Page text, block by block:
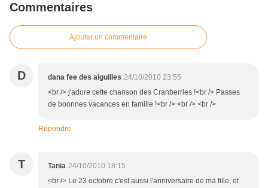
Commentaires
Ajouter un commentaire
D dana fee des aiguilles 24/10/2010 23:55
<br /> j'adore cette chanson des Cranberries !<br /> Passes
de bonnnes vacances en famille !<br /> <br /> <br />
Répondre
T Tania 24/10/2010 18:15
<br /> Le 23 octobre c'est aussi l'anniversaire de ma fille, et